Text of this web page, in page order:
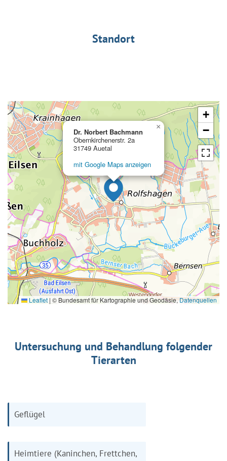
Standort
Dr. Norbert Bachmann
Obernkirchenerstr. 2a
31749 Auetal
mit Google Maps anzeigen
×
+
−
Leaflet | © Bundesamt für Kartographie und Geodäsie,Datenquellen
Untersuchung und Behandlung folgender
Tierarten
Geflügel
Heimtiere (Kaninchen, Frettchen,